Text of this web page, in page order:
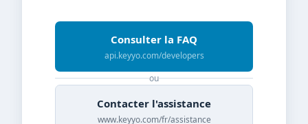
Consulter la FAQ
api.keyyo.com/developers
ou
Contacter l'assistance
www.keyyo.com/fr/assistance